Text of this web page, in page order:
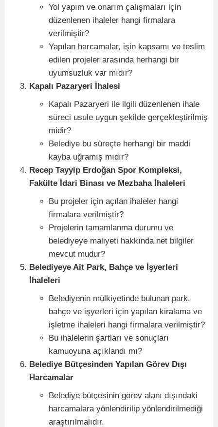
Yol yapım ve onarım çalışmaları için
düzenlenen ihaleler hangi firmalara
verilmiştir?
Yapılan harcamalar, işin kapsamı ve teslim
edilen projeler arasında herhangi bir
uyumsuzluk var mıdır?
Kapalı Pazaryeri İhalesi
Kapalı Pazaryeri ile ilgili düzenlenen ihale
süreci usule uygun şekilde gerçekleştirilmiş
midir?
Belediye bu süreçte herhangi bir maddi
kayba uğramış mıdır?
Recep Tayyip Erdoğan Spor Kompleksi,
Fakülte İdari Binası ve Mezbaha İhaleleri
Bu projeler için açılan ihaleler hangi
firmalara verilmiştir?
Projelerin tamamlanma durumu ve
belediyeye maliyeti hakkında net bilgiler
mevcut mudur?
Belediyeye Ait Park, Bahçe ve İşyerleri
İhaleleri
Belediyenin mülkiyetinde bulunan park,
bahçe ve işyerleri için yapılan kiralama ve
işletme ihaleleri hangi firmalara verilmiştir?
Bu ihalelerin şartları ve sonuçları
kamuoyuna açıklandı mı?
Belediye Bütçesinden Yapılan Görev Dışı
Harcamalar
Belediye bütçesinin görev alanı dışındaki
harcamalara yönlendirilip yönlendirilmediği
araştırılmalıdır.